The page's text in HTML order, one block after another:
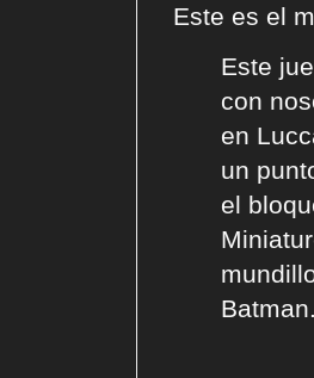
Este es el
Este
con
en
un
el